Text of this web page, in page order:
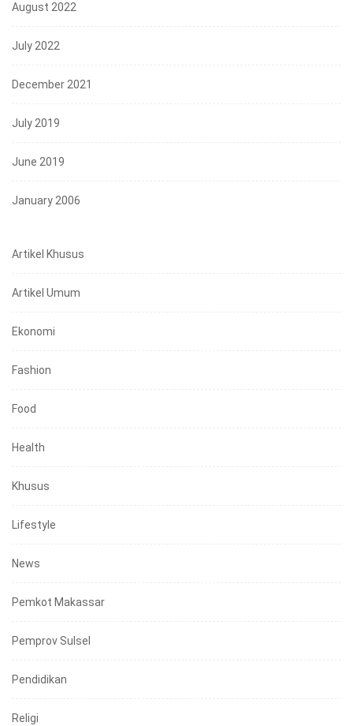
August 2022
July 2022
December 2021
July 2019
June 2019
January 2006
Artikel Khusus
Artikel Umum
Ekonomi
Fashion
Food
Health
Khusus
Lifestyle
News
Pemkot Makassar
Pemprov Sulsel
Pendidikan
Religi